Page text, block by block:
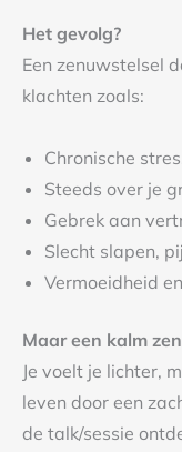
Het gevolg?
Een zenuwstelsel
klachten zoals:
Chronische
Steeds over je
Gebrek aan
Slecht slapen,
Vermoeidheid
Maar een kalm
Je voelt je lichter,
leven door een
de talk/sessie